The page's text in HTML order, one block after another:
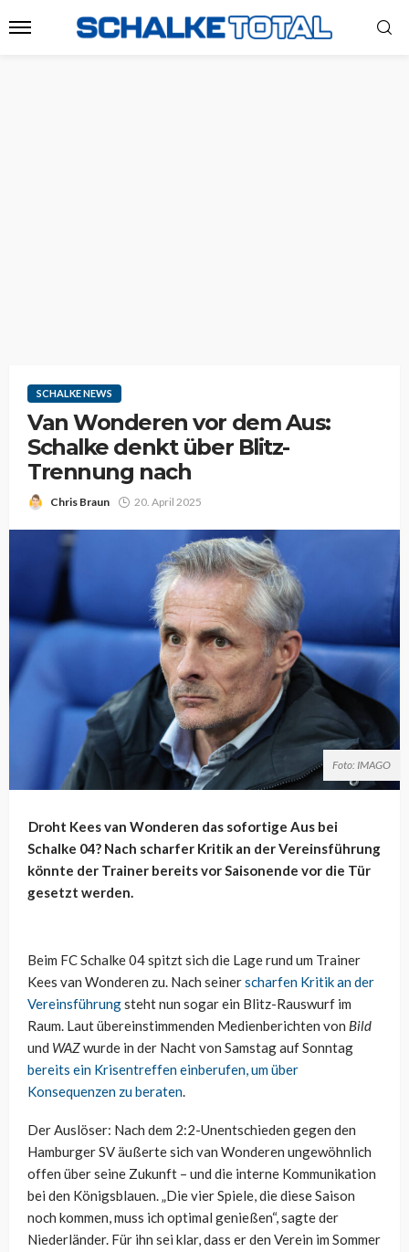
SCHALKE NEWS
Van Wonderen vor dem Aus:
Schalke denkt über Blitz-
Trennung nach
Chris Braun 20. April 2025
Foto: IMAGO
Droht Kees van Wonderen das sofortige Aus bei
Schalke 04? Nach scharfer Kritik an der Vereinsführung
könnte der Trainer bereits vor Saisonende vor die Tür
gesetzt werden.
Beim FC Schalke 04 spitzt sich die Lage rund um Trainer
Kees van Wonderen zu. Nach seinerscharfen Kritik an der
Vereinsführungsteht nun sogar ein Blitz-Rauswurf im
Raum. Laut übereinstimmenden Medienberichten von Bild
und WAZwurde in der Nacht von Samstag auf Sonntag
bereits ein Krisentreffen einberufen, um über
Konsequenzen zu beraten.
Der Auslöser: Nach dem 2:2-Unentschieden gegen den
Hamburger SV äußerte sich van Wonderen ungewöhnlich
offen über seine Zukunft – und die interne Kommunikation
bei den Königsblauen. „Die vier Spiele, die diese Saison
noch kommen, muss ich optimal genießen“, sagte der
Niederländer. Für ihn sei klar, dass er den Verein im Sommer